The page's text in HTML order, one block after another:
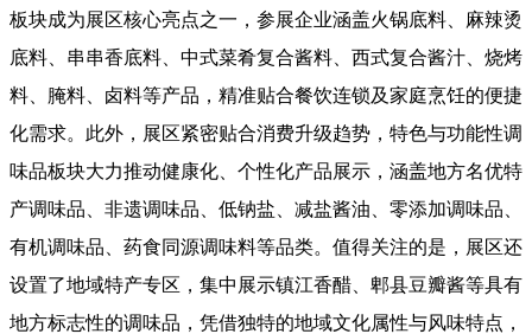
板块成为展区核心亮点之一，参展企业涵盖火锅底料、麻辣烫
底料、串串香底料、中式菜肴复合酱料、西式复合酱汁、烧烤
料、腌料、卤料等产品，精准贴合餐饮连锁及家庭烹饪的便捷
化需求。此外，展区紧密贴合消费升级趋势，特色与功能性调
味品板块大力推动健康化、个性化产品展示，涵盖地方名优特
产调味品、非遗调味品、低钠盐、减盐酱油、零添加调味品、
有机调味品、药食同源调味料等品类。值得关注的是，展区还
设置了地域特产专区，集中展示镇江香醋、郫县豆瓣酱等具有
地方标志性的调味品，凭借独特的地域文化属性与风味特点，